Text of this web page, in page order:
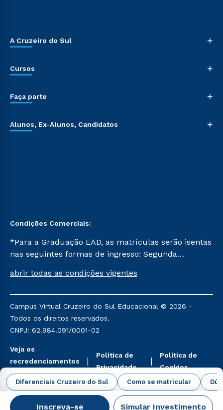
Diferenciais Cruzeiro do Sul Como se matricular
Inscreva-se Simular Investimento
A Cruzeiro do Sul +
Cursos +
Faça parte +
Alunos, Ex-Alunos, Candidatos +
Condições Comerciais:
*Para a Graduação EAD, as matrículas serão isentas
nas seguintes formas de ingresso: Segunda
Já para as demais, a taxa de matrícula será de R$
mencionadas são referentes aos cursos: Ensino
Religioso, Geografia para a Docência e Metodologia
do Ensino de História: Questões Atuais.
abrir todas as condições vigentes
Campus Virtual Cruzeiro do Sul Educacional © 2026 -
Todos os direitos reservados.
CNPJ: 62.984.091/0001-02
Veja os
recredenciamentos
aqui
Política de
Privacidade
Política de
Cookies